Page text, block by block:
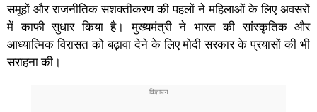
समूहों और राजनीतिक सशक्तीकरण की पहलों ने महिलाओं के लिए अवसरों
में काफी सुधार किया है। मुख्यमंत्री ने भारत की सांस्कृतिक और
आध्यात्मिक विरासत को बढ़ावा देने के लिए मोदी सरकार के प्रयासों की भी
सराहना की।